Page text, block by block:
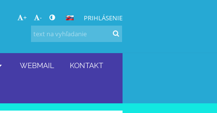
+ - PRIHLÁSENIE
WEBMAIL KONTAKT